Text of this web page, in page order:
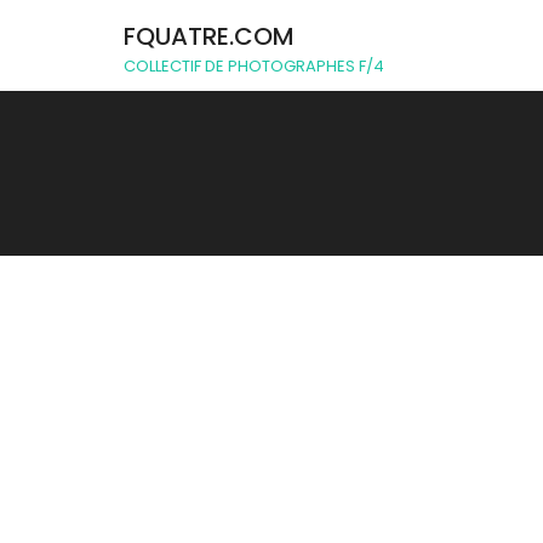
FQUATRE.COM
COLLECTIF DE PHOTOGRAPHES F/4